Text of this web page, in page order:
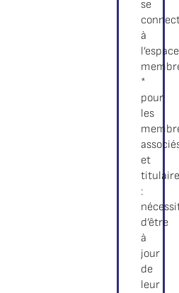
se
à
l’espace
*
pour
les
et
:
d’être
à
jour
de
leur